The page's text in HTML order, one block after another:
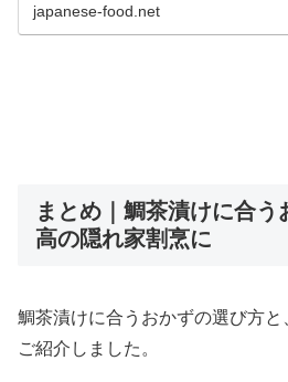
japanese-food.net
まとめ｜鯛茶漬けに合
高の隠れ家割烹に
鯛茶漬けに合うおかずの選び方
ご紹介しました。